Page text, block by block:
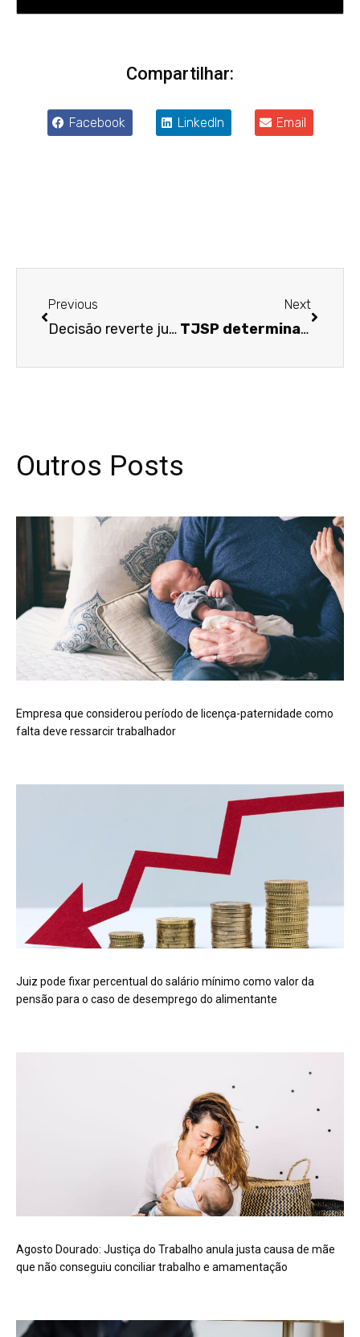
Compartilhar:
Facebook LinkedIn Email
Previous
Decisão reverte justa causa de empregada que divulgou vídeo dançando uniformizada em horário de trabalho
Next
TJSP determina restabelecimento de aposentadoria por invalidez cancelada pela via administrativa
Outros Posts
Empresa que considerou período de licença-paternidade como
falta deve ressarcir trabalhador
Juiz pode fixar percentual do salário mínimo como valor da
pensão para o caso de desemprego do alimentante
Agosto Dourado: Justiça do Trabalho anula justa causa de mãe
que não conseguiu conciliar trabalho e amamentação